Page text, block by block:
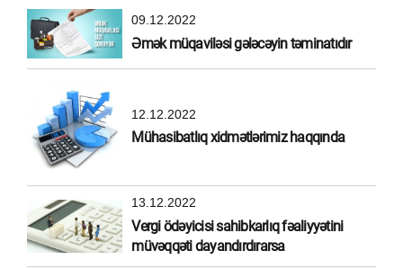
09.12.2022
Əmək müqaviləsi gələcəyin təminatıdır
12.12.2022
Mühasibatlıq xidmətlərimiz haqqında
13.12.2022
Vergi ödəyicisi sahibkarlıq fəaliyyətini
müvəqqəti dayandırdırarsa